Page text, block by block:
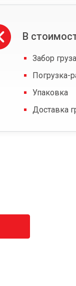
В
Забор
Погрузка-
Упаковка
Доставка